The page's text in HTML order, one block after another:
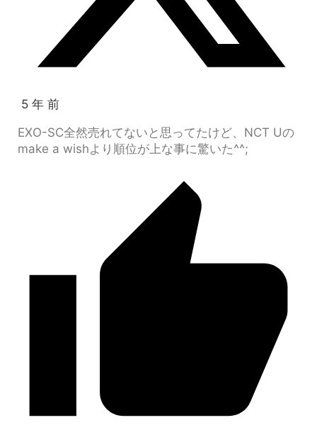
5 年 前
EXO-SC全然売れてないと思ってたけど、NCT Uの
make a wishより順位が上な事に驚いた^^;